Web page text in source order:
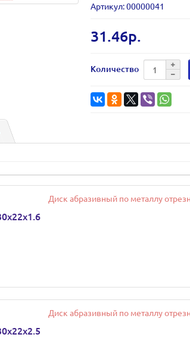
Артикул: 00000041
31.46р.
Количество